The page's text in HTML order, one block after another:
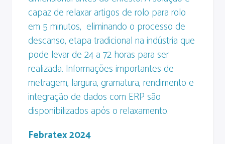
capaz de relaxar artigos de rolo para rolo
em 5 minutos, eliminando o processo de
descanso, etapa tradicional na indústria que
pode levar de 24 a 72 horas para ser
realizada. Informações importantes de
metragem, largura, gramatura, rendimento e
integração de dados com ERP são
disponibilizados após o relaxamento.
Febratex 2024